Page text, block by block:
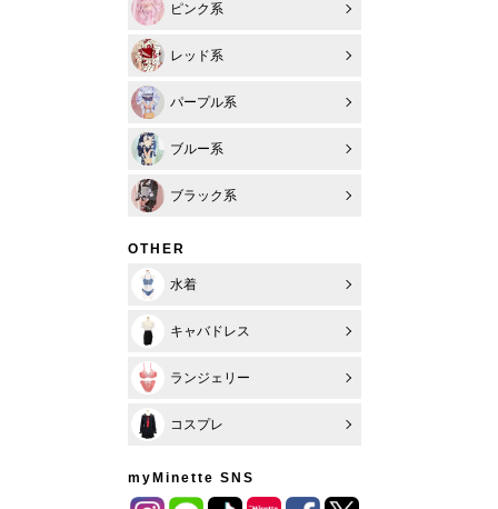
ピンク系
レッド系
パープル系
ブルー系
ブラック系
OTHER
水着
キャバドレス
ランジェリー
コスプレ
myMinette SNS